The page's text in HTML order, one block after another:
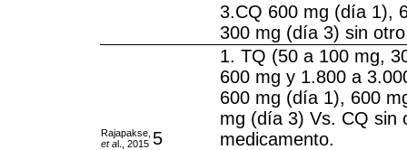
3.CQ 600 mg (día 1),
300 mg (día 3) sin
Rajapakse,
et al., 2015 5
1. TQ (50 a 100 mg,
600 mg y 1.800 a
600 mg (día 1), 600
mg (día 3) Vs. CQ sin
medicamento.